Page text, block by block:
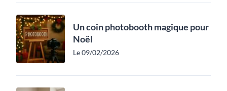
Un coin photobooth magique pour
Noël
Le 09/02/2026